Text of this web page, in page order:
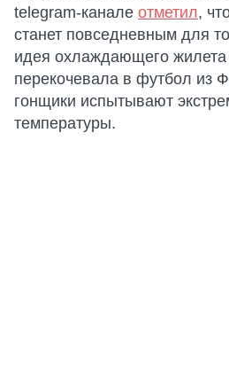
telegram-канале отметил,
станет повседневным для
идея охлаждающего жилета
перекочевала в футбол из
гонщики испытывают
температуры.